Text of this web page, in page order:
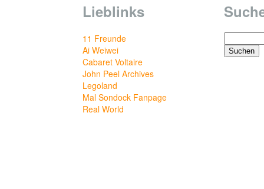
Lieblinks
11 Freunde
Ai Weiwei
Cabaret Voltaire
John Peel Archives
Legoland
Mal Sondock Fanpage
Real World
Suchen
nach: